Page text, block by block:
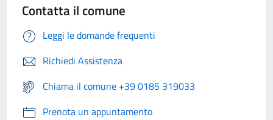
Contatta il comune
Leggi le domande frequenti
Richiedi Assistenza
Chiama il comune +39 0185 319033
Prenota un appuntamento